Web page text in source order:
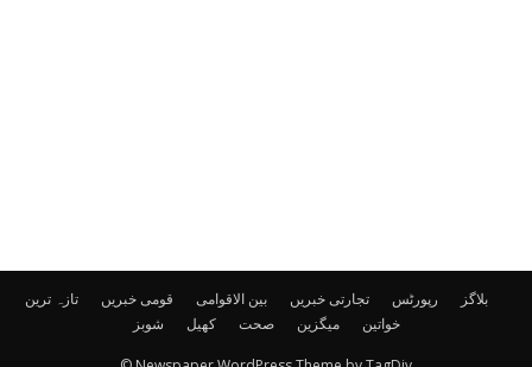
تازہ ترین قومی خبریں بین الاقوامی تجارتی خبریں رپورٹس
بلاگز
شوبز
کھیل صحت میگزین خواتین